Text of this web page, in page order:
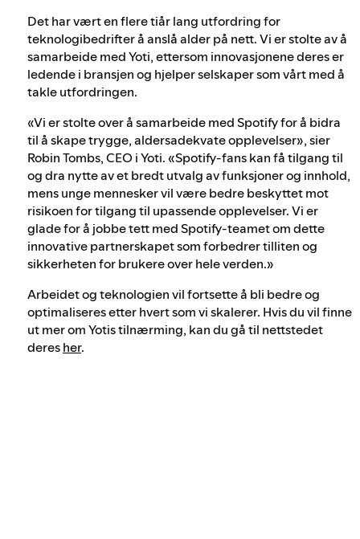
Det har vært en flere tiår lang utfordring for
teknologibedrifter å anslå alder på nett. Vi er stolte av å
samarbeide med Yoti, ettersom innovasjonene deres er
ledende i bransjen og hjelper selskaper som vårt med å
takle utfordringen.
«Vi er stolte over å samarbeide med Spotify for å bidra
til å skape trygge, aldersadekvate opplevelser», sier
Robin Tombs, CEO i Yoti. «Spotify-fans kan få tilgang til
og dra nytte av et bredt utvalg av funksjoner og innhold,
mens unge mennesker vil være bedre beskyttet mot
risikoen for tilgang til upassende opplevelser. Vi er
glade for å jobbe tett med Spotify-teamet om dette
innovative partnerskapet som forbedrer tilliten og
sikkerheten for brukere over hele verden.»
Arbeidet og teknologien vil fortsette å bli bedre og
optimaliseres etter hvert som vi skalerer. Hvis du vil finne
ut mer om Yotis tilnærming, kan du gå til nettstedet
deresher.